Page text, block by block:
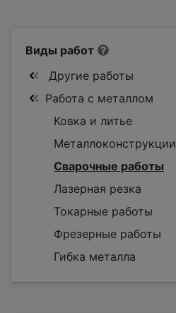
Виды работ
Другие работы
Работа с металлом
Ковка и литье
Металлоконструкции
Сварочные работы
Лазерная резка
Токарные работы
Фрезерные работы
Гибка металла